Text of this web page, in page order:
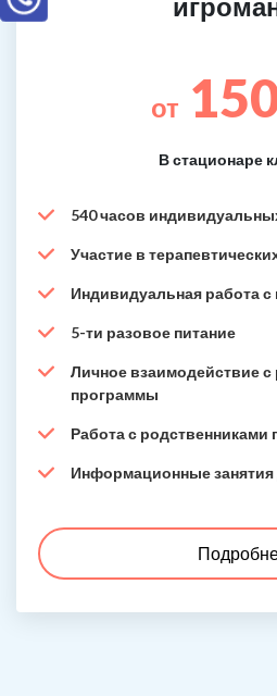
от
В стационаре
540 часов
Участие в
Индивидуальная работа с
5-ти разовое питание
Личное взаимодействие
программы
Работа с родственниками
Информационные занятия